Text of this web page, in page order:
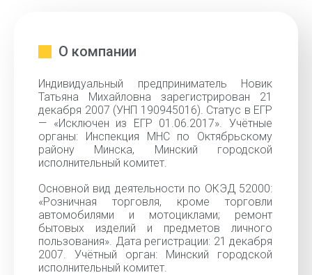
О компании
Индивидуальный предприниматель Новик
Татьяна Михайловна зарегистрирован 21
декабря 2007 (УНП 190945016). Статус в ЕГР
— «Исключен из ЕГР 01.06.2017». Учётные
органы: Инспекция МНС по Октябрьскому
району Минска, Минский городской
исполнительный комитет.
Основной вид деятельности по ОКЭД 52000:
«Розничная торговля, кроме торговли
автомобилями и мотоциклами; ремонт
бытовых изделий и предметов личного
пользования». Дата регистрации: 21 декабря
2007. Учётный орган: Минский городской
исполнительный комитет.